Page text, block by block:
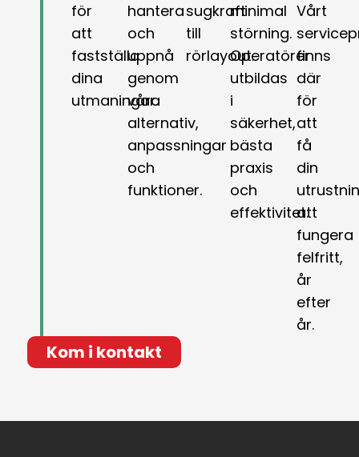
för
att
fastställa
dina
utmaningar.
hantera
och
uppnå
genom
våra
alternativ,
anpassningar
och
funktioner.
sugkraft
till
rörlayout.
minimal
störning.
Operatörer
utbildas
i
säkerhet,
bästa
praxis
och
effektivitet.
Vårt
finns
där
för
att
få
din
att
fungera
felfritt,
år
efter
år.
Kom i kontakt